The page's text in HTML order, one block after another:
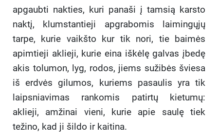
apgaubti nakties, kuri panaši į tamsią karsto
naktį, klumstantieji apgrabomis laimingųjų
tarpe, kurie vaikšto kur tik nori, tie baimės
apimtieji aklieji, kurie eina iškėlę galvas įbedę
akis tolumon, lyg, rodos, jiems sužibės šviesa
iš erdvės gilumos, kuriems pasaulis yra tik
laipsniavimas rankomis patirtų kietumų:
aklieji, amžinai vieni, kurie apie saulę tiek
težino, kad ji šildo ir kaitina.